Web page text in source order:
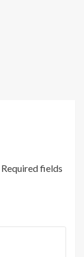
Required fields